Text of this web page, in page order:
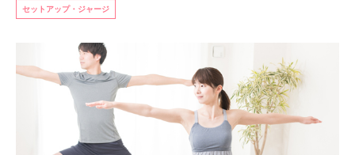
セットアップ・ジャージ